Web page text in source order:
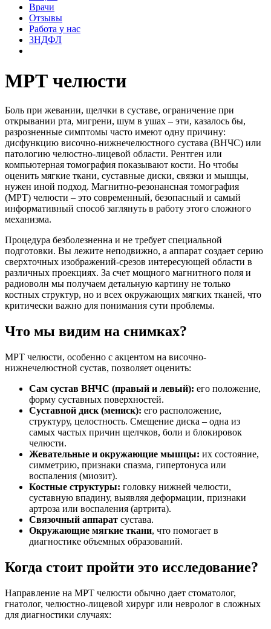
Врачи
Отзывы
Работа у нас
3НДФЛ
МРТ челюсти
Боль при жевании, щелчки в суставе, ограничение при
открывании рта, мигрени, шум в ушах – эти, казалось бы,
разрозненные симптомы часто имеют одну причину:
дисфункцию височно-нижнечелюстного сустава (ВНЧС) или
патологию челюстно-лицевой области. Рентген или
компьютерная томография показывают кости. Но чтобы
оценить мягкие ткани, суставные диски, связки и мышцы,
нужен иной подход. Магнитно-резонансная томография
(МРТ) челюсти – это современный, безопасный и самый
информативный способ заглянуть в работу этого сложного
механизма.
Процедура безболезненна и не требует специальной
подготовки. Вы лежите неподвижно, а аппарат создает серию
сверхточных изображений-срезов интересующей области в
различных проекциях. За счет мощного магнитного поля и
радиоволн мы получаем детальную картину не только
костных структур, но и всех окружающих мягких тканей, что
критически важно для понимания сути проблемы.
Что мы видим на снимках?
МРТ челюсти, особенно с акцентом на височно-
нижнечелюстной сустав, позволяет оценить:
Сам сустав ВНЧС (правый и левый): его положение,
форму суставных поверхностей.
Суставной диск (мениск): его расположение,
структуру, целостность. Смещение диска – одна из
самых частых причин щелчков, боли и блокировок
челюсти.
Жевательные и окружающие мышцы: их состояние,
симметрию, признаки спазма, гипертонуса или
воспаления (миозит).
Костные структуры: головку нижней челюсти,
суставную впадину, выявляя деформации, признаки
артроза или воспаления (артрита).
Связочный аппарат сустава.
Окружающие мягкие ткани, что помогает в
диагностике объемных образований.
Когда стоит пройти это исследование?
Направление на МРТ челюсти обычно дает стоматолог,
гнатолог, челюстно-лицевой хирург или невролог в сложных
для диагностики случаях: